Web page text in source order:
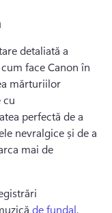
detaliată a
face Canon în
mărturiilor
cu
tab)
perfectă de a
nevralgice și de a
mai de
de fundal,